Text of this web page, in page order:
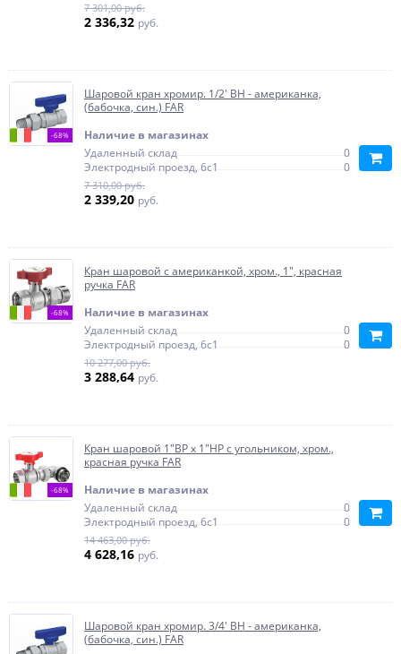
7 301,00 руб.
2 336,32 руб.
-68%
Шаровой кран хромир. 1/2' ВН - американка,
(бабочка, син.) FAR
Наличие в магазинах
Удаленный склад
0
Электродный проезд, 6с1
0
7 310,00 руб.
2 339,20 руб.
-68%
Кран шаровой с американкой, хром., 1", красная
ручка FAR
Наличие в магазинах
Удаленный склад
0
Электродный проезд, 6с1
0
10 277,00 руб.
3 288,64 руб.
-68%
Кран шаровой 1"ВР х 1"НР с угольником, хром.,
красная ручка FAR
Наличие в магазинах
Удаленный склад
0
Электродный проезд, 6с1
0
14 463,00 руб.
4 628,16 руб.
Шаровой кран хромир. 3/4' ВН - американка,
(бабочка, син.) FAR